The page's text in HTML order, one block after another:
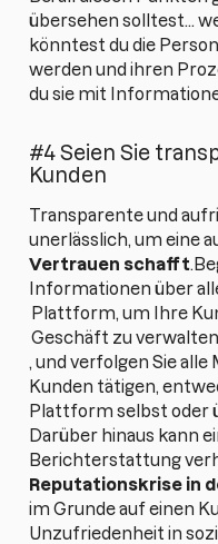
übersehen solltest...
könntest du die
werden und ihren
du sie mit
#4 Seien Sie
Kunden
Transparente und
unerlässlich, um eine
Vertrauen schafft
Informationen über
Plattform, um Ihre
Geschäft zu verwalten
, und verfolgen Sie
Kunden tätigen,
Plattform selbst oder
Darüber hinaus kann
Berichterstattung
Reputationskrise in
im Grunde auf einen
Unzufriedenheit in